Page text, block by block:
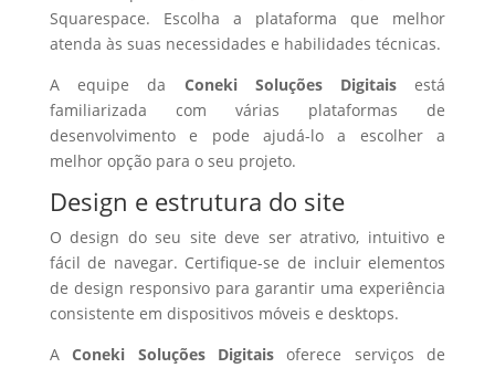
Squarespace. Escolha a plataforma que melhor
atenda às suas necessidades e habilidades técnicas.
A equipe da Coneki Soluções Digitaisestá
familiarizada com várias plataformas de
desenvolvimento e pode ajudá-lo a escolher a
melhor opção para o seu projeto.
Design e estrutura do site
O design do seu site deve ser atrativo, intuitivo e
fácil de navegar. Certifique-se de incluir elementos
de design responsivo para garantir uma experiência
consistente em dispositivos móveis e desktops.
AConeki Soluções Digitais oferece serviços de